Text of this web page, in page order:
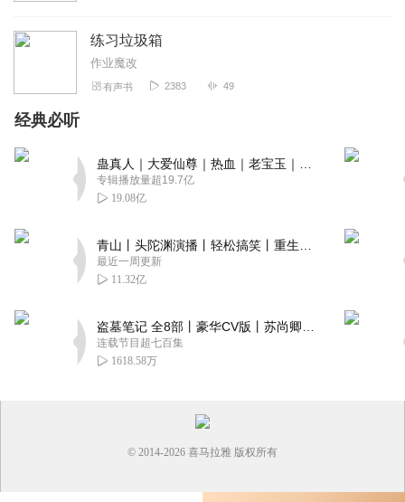
练习垃圾箱
作业魔改
有声书 2383 49
经典必听
专辑播放量超19.7亿
19.08亿
最近一周更新
11.32亿
连载节目超七百集
1618.58万
© 2014-2026 喜马拉雅 版权所有